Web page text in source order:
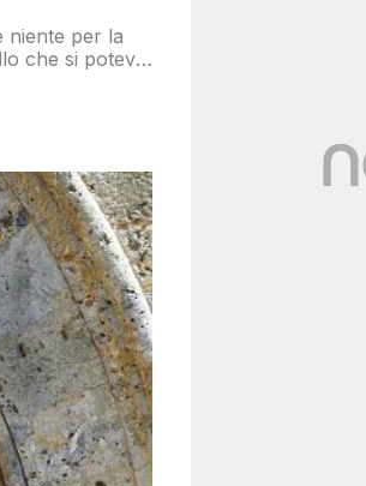
niente per la
che si poteva